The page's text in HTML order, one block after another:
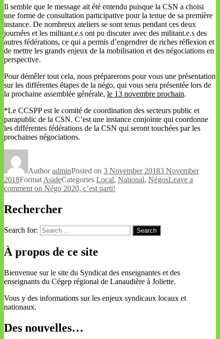
Il semble que le message ait été entendu puisque la CSN a choisi
une forme de consultation participative pour la tenue de sa première
instance. De nombreux ateliers se sont tenus pendant ces deux
journées et les militant.e.s ont pu discuter avec des militant.e.s des
autres fédérations, ce qui a permis d’engendrer de riches réflexion et
de mettre les grands enjeux de la mobilisation et des négociations en
perspective.
Pour démêler tout cela, nous préparerons pour vous une présentation
sur les différentes étapes de la négo, qui vous sera présentée lors de
la prochaine assemblée générale, le 13 novembre prochain.
*Le CCSPP est le comité de coordination des secteurs public et
parapublic de la CSN. C’est une instance conjointe qui coordonne
les différentes fédérations de la CSN qui seront touchées par les
prochaines négociations.
AuthoradminPosted on 3 November 20183 November
2018Format AsideCategories Local, National, NégosLeave a
comment on Négo 2020, c’est parti!
Rechercher
Search for: Search
À propos de ce site
Bienvenue sur le site du Syndicat des enseignantes et des
enseignants du Cégep régional de Lanaudière à Joliette.
Vous y des informations sur les enjeux syndicaux locaux et
nationaux.
Des nouvelles…